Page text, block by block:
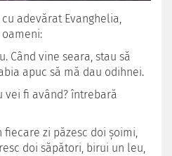
adevărat Evanghelia,
Când vine seara, stau să
apuc să mă dau odihnei.
vei fi având? întrebară
zi păzesc doi șoimi,
doi săpători, birui un leu,